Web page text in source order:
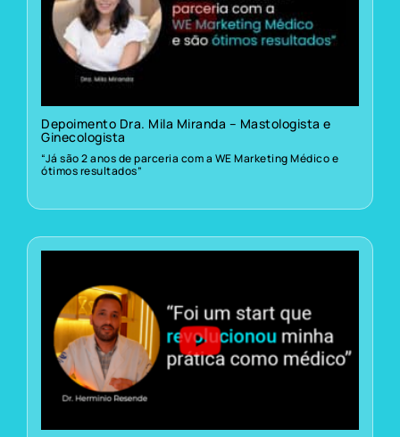
Depoimento Dra. Mila Miranda – Mastologista e
Ginecologista
“Já são 2 anos de parceria com a WE Marketing Médico e
ótimos resultados”